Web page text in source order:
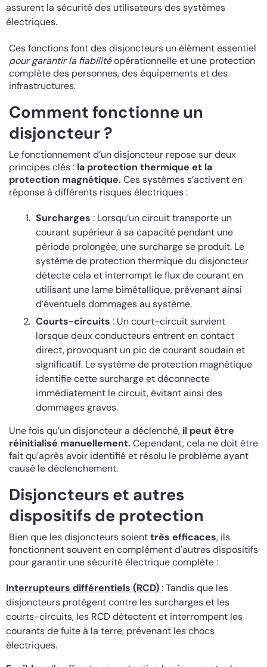
assurent la sécurité des utilisateurs des systèmes
électriques.
Ces fonctions font des disjoncteurs un élément essentiel
pour garantir la fiabilitéopérationnelle et une protection
complète des personnes, des équipements et des
infrastructures.
Comment fonctionne un
disjoncteur ?
Le fonctionnement d’un disjoncteur repose sur deux
principes clés : la protection thermique et la
protection magnétique.Ces systèmes s’activent en
réponse à différents risques électriques :
Surcharges : Lorsqu’un circuit transporte un
courant supérieur à sa capacité pendant une
période prolongée, une surcharge se produit. Le
système de protection thermique du disjoncteur
détecte cela et interrompt le flux de courant en
utilisant une lame bimétallique, prévenant ainsi
d’éventuels dommages au système.
Courts-circuits : Un court-circuit survient
lorsque deux conducteurs entrent en contact
direct, provoquant un pic de courant soudain et
significatif. Le système de protection magnétique
identifie cette surcharge et déconnecte
immédiatement le circuit, évitant ainsi des
dommages graves.
Une fois qu’un disjoncteur a déclenché, il peut être
réinitialisé manuellement.Cependant, cela ne doit être
fait qu’après avoir identifié et résolu le problème ayant
causé le déclenchement.
Disjoncteurs et autres
dispositifs de protection
Bien que les disjoncteurs soienttrès efficaces, ils
fonctionnent souvent en complément d'autres dispositifs
pour garantir une sécurité électrique complète :
Interrupteurs différentiels (RCD): Tandis que les
disjoncteurs protègent contre les surcharges et les
courts-circuits, les RCD détectent et interrompent les
courants de fuite à la terre, prévenant les chocs
électriques.